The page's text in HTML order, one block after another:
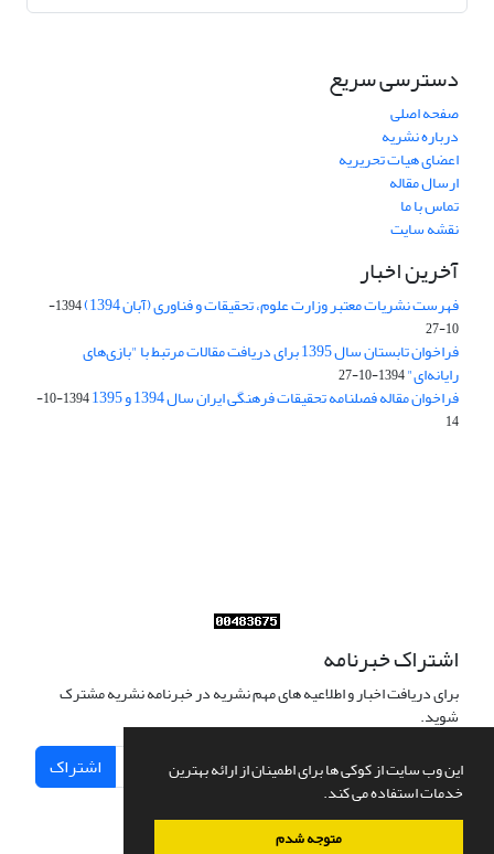
این وب سایت از کوکی ها برای اطمینان از ارائه بهترین
خدمات استفاده می کند.
متوجه شدم
دسترسی سریع
صفحه اصلی
درباره نشریه
اعضای هیات تحریریه
ارسال مقاله
تماس با ما
نقشه سایت
آخرین اخبار
فهرست نشریات معتبر وزارت علوم، تحقیقات و فناوری (آبان 1394)
1394-
10-27
فراخوان تابستان سال 1395 برای دریافت مقالات مرتبط با "بازی‌های
رایانه‌ای"1394-10-27
فراخوان مقاله فصلنامه تحقیقات فرهنگی ایران سال 1394 و 1395
1394-10-
14
اشتراک خبرنامه
برای دریافت اخبار و اطلاعیه های مهم نشریه در خبرنامه نشریه مشترک
شوید.
اشتراک